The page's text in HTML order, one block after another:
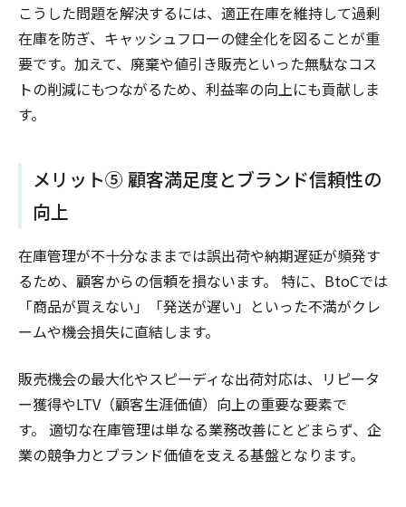
こうした問題を解決するには、適正在庫を維持して過剰
在庫を防ぎ、キャッシュフローの健全化を図ることが重
要です。加えて、廃棄や値引き販売といった無駄なコス
トの削減にもつながるため、利益率の向上にも貢献しま
す。
メリット⑤ 顧客満足度とブランド信頼性の
向上
在庫管理が不十分なままでは誤出荷や納期遅延が頻発す
るため、顧客からの信頼を損ないます。 特に、BtoCでは
「商品が買えない」「発送が遅い」といった不満がクレ
ームや機会損失に直結します。
販売機会の最大化やスピーディな出荷対応は、リピータ
ー獲得やLTV（顧客生涯価値）向上の重要な要素で
す。 適切な在庫管理は単なる業務改善にとどまらず、企
業の競争力とブランド価値を支える基盤となります。